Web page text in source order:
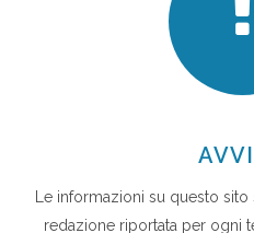
of an Antifibrinolytic in
40 Paesi. Ha valutato l'esito
vascolari e il fabbisogno di
o con emorragia significativa in
della loro condizione clinica.
dall'incidente stradale in una
da 1 g, infusa in 8 ore. L'end
settimane successive al